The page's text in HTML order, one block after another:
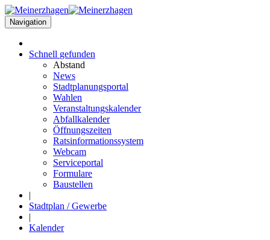
Navigation
Schnell gefunden
Abstand
News
Stadtplanungsportal
Wahlen
Veranstaltungskalender
Abfallkalender
Öffnungszeiten
Ratsinformationssystem
Webcam
Serviceportal
Formulare
Baustellen
|
Stadtplan / Gewerbe
|
Kalender